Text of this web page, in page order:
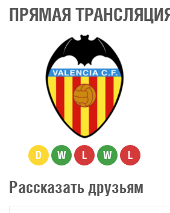
ПРЯМАЯ
D W L W L
Рассказать друзьям